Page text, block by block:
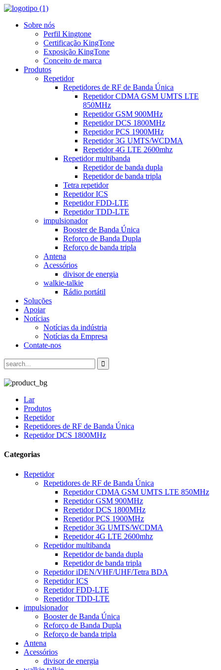
Sobre nós
Perfil Kingtone
Certificação KingTone
Exposição KingTone
Conceito de marca
Produtos
Repetidor
Repetidores de RF de Banda Única
Repetidor CDMA GSM UMTS LTE
850MHz
Repetidor GSM 900MHz
Repetidor DCS 1800MHz
Repetidor PCS 1900MHz
Repetidor 3G UMTS/WCDMA
Repetidor 4G LTE 2600mhz
Repetidor multibanda
Repetidor de banda dupla
Repetidor de banda tripla
Tetra repetidor
Repetidor ICS
Repetidor FDD-LTE
Repetidor TDD-LTE
impulsionador
Booster de Banda Única
Reforço de Banda Dupla
Reforço de banda tripla
Antena
Acessórios
divisor de energia
walkie-talkie
Rádio portátil
Soluções
Apoiar
Notícias
Notícias da indústria
Notícias da Empresa
Contate-nos
Lar
Produtos
Repetidor
Repetidores de RF de Banda Única
Repetidor DCS 1800MHz
Categorias
Repetidor
Repetidores de RF de Banda Única
Repetidor CDMA GSM UMTS LTE 850MHz
Repetidor GSM 900MHz
Repetidor DCS 1800MHz
Repetidor PCS 1900MHz
Repetidor 3G UMTS/WCDMA
Repetidor 4G LTE 2600mhz
Repetidor multibanda
Repetidor de banda dupla
Repetidor de banda tripla
Repetidor iDEN/VHF/UHF/Tetra BDA
Repetidor ICS
Repetidor FDD-LTE
Repetidor TDD-LTE
impulsionador
Booster de Banda Única
Reforço de Banda Dupla
Reforço de banda tripla
Antena
Acessórios
divisor de energia